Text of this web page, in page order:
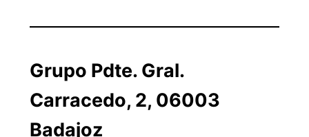
Grupo Pdte. Gral.
Carracedo, 2, 06003
Badajoz